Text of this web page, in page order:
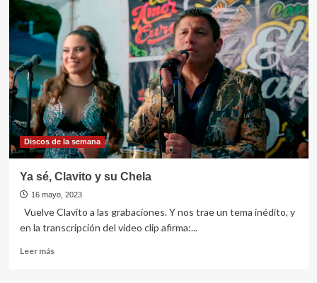
lo
besó,
también
yo
pues,
Nadia
Bonifacio
Discos de la semana
Ya sé, Clavito y su Chela
16 mayo, 2023
Vuelve Clavito a las grabaciones. Y nos trae un tema inédito, y
en la transcripción del video clip afirma:...
Leer másLeer